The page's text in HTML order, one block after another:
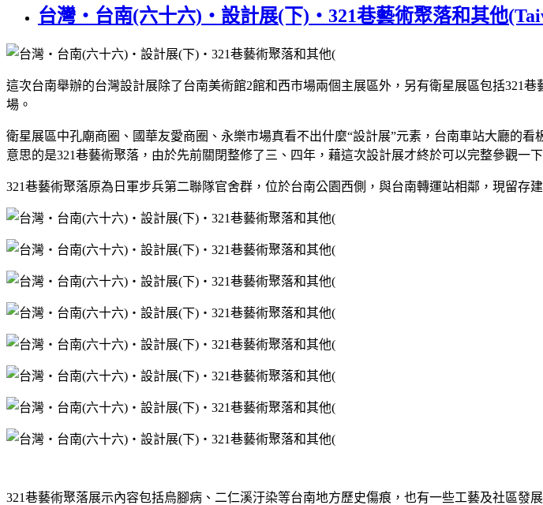
台灣‧台南(六十六)‧設計展(下)‧321巷藝術聚落和其他
這次台南舉辦的台灣設計展除了台南美術館2館和西市場兩個主展區外，另有衛星展區包括321
場 。
衛星展區中孔廟商圈、國華友愛商圈、永樂市場真看不出什麼“設計展”元素，台南車站大廳的
意思的是321巷藝術聚落，由於先前關閉整修了三、四年，藉這次設計展才終於可以完整參觀一下
321巷藝術聚落原為日軍步兵第二聯隊官舍群，位於台南公園西側，與台南轉運站相鄰，現留
321巷藝術聚落展示內容包括烏腳病、二仁溪汙染等台南地方歷史傷痕，也有一些工藝及社區